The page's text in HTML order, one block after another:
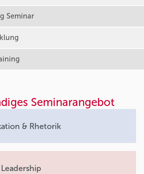
Seminar
Seminarangebot
& Rhetorik